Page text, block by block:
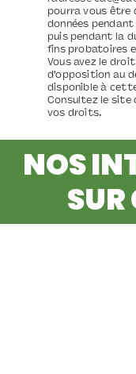
pourra vous être
données
puis pendant la
fins probatoires
Vous avez le
d'opposition au
disponible à
Consultez le site
vos droits.
NOS
SUR